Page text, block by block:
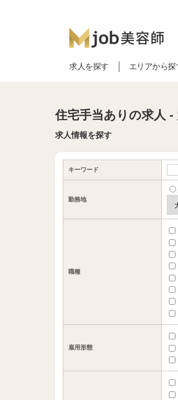
求人を探す エリアから探
住宅手当ありの求人 -
求人情報を探す
キーワード
勤務地
職種
雇用形態